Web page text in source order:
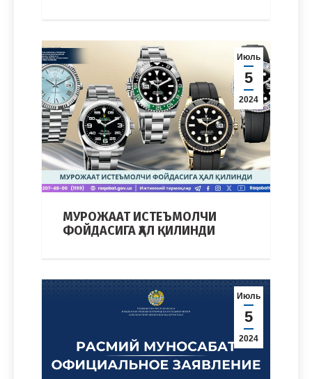
Июль
5
2024
МУРОЖААТ ИСТЕЪМОЛЧИ
ФОЙДАСИГА ҲАЛ ҚИЛИНДИ
Июль
5
2024